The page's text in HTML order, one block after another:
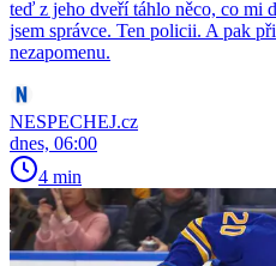
teď z jeho dveří táhlo něco, co mi
jsem správce. Ten policii. A pak
nezapomenu.
NESPECHEJ.cz
dnes, 06:00
4 min